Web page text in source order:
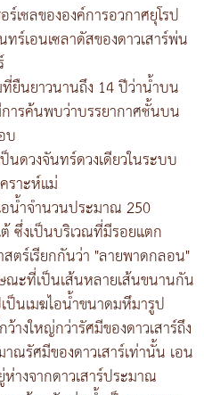
เชลขององค์การอวกาศยุโรป
ร์เอนเซลาดัสของดาวเสาร์พ่น
ยืนยาวนานถึง 14 ปีว่าน้ำบน
ารค้นพบว่าบรรยากาศชั้นบน
บ
ดวงจันทร์ดวงเดียวในระบบ
ราะห์แม่
น้ำจำนวนประมาณ 250
ซึ่งเป็นบริเวณที่มีรอยแตก
ร์เรียกกันว่า "ลายพาดกลอน"
ณะที่เป็นเส้นหลายเส้นขนานกัน
นเมฆไอน้ำขนาดมหึมารูป
งใหญ่กว่ารัศมีของดาวเสาร์ถึง
ณรัศมีของดาวเสาร์เท่านั้น เอน
างจากดาวเสาร์ประมาณ